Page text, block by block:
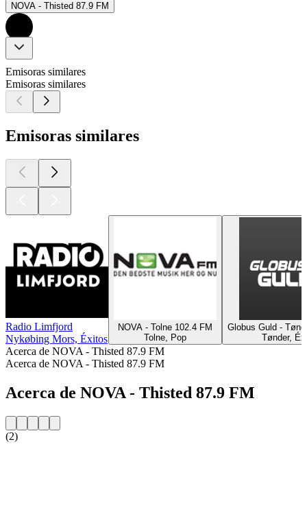
NOVA - Thisted 87.9 FM
Emisoras similares
Emisoras similares
Emisoras similares
Radio Limfjord
Nykøbing Mors, Éxitos
NOVA - Tolne 102.4 FM
Tolne, Pop
Globus Guld -
Tønder,
Acerca de NOVA - Thisted 87.9 FM
Acerca de NOVA - Thisted 87.9 FM
Acerca de NOVA - Thisted 87.9 FM
(2)